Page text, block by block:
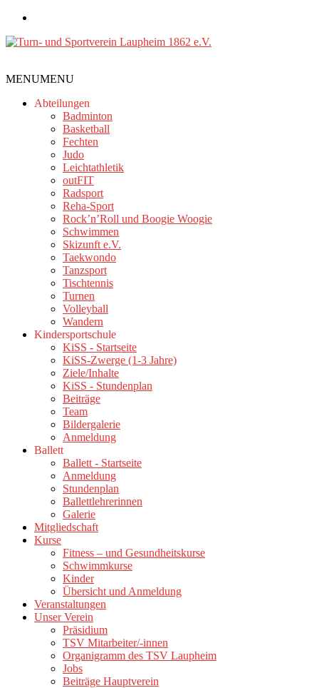
Zum
springen
und
Sportverein
Laupheim
MENUMENU
Abteilungen
Badminton
Basketball
Fechten
Judo
Leichtathletik
outFIT
Radsport
Reha-Sport
Rock’n’Roll und Boogie Woogie
Schwimmen
Skizunft e.V.
Taekwondo
Tanzsport
Tischtennis
Turnen
Volleyball
Wandern
Kindersportschule
KiSS - Startseite
KiSS-Zwerge (1-3 Jahre)
Ziele/Inhalte
KiSS - Stundenplan
Beiträge
Team
Bildergalerie
Anmeldung
Ballett
Ballett - Startseite
Anmeldung
Stundenplan
Ballettlehrerinnen
Galerie
Mitgliedschaft
Kurse
Fitness – und Gesundheitskurse
Schwimmkurse
Kinder
Übersicht und Anmeldung
Veranstaltungen
Unser Verein
Präsidium
TSV Mitarbeiter/-innen
Organigramm des TSV Laupheim
Jobs
Beiträge Hauptverein